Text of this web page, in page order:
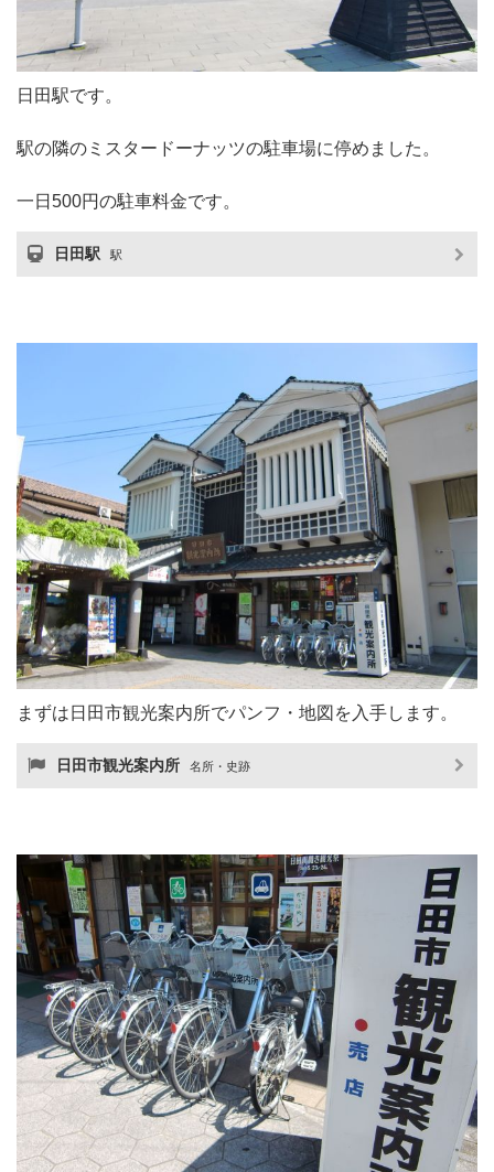
日田駅です。
駅の隣のミスタードーナッツの駐車場に停めました。
一日500円の駐車料金です。
日田駅 駅
まずは日田市観光案内所でパンフ・地図を入手します。
日田市観光案内所 名所・史跡